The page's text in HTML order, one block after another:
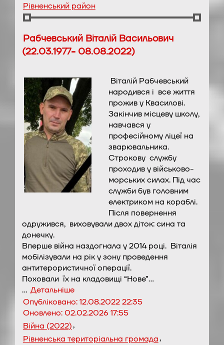
Рівненський район
Рабчевський Віталій Васильович
(22.03.1977- 08.08.2022)
Віталій Рабчевський
народився і все життя
прожив у Квасилові.
Закінчив місцеву школу,
навчався у
професійному ліцеї на
зварювальника.
Строкову службу
проходив у військово-
морських силах. Під час
служби був головним
електриком на кораблі.
Після повернення
одружився, виховували двох діток: сина та
донечку.
Вперше війна наздогнала у 2014 році. Віталія
мобілізували на рік у зону проведення
антитерористичної операції.
Поховали їх на кладовищі “Нове”…
… Детальніше
Опубліковано:12.08.2022 22:35
Оновлено:02.02.2026 17:55
Війна (2022),
Рівненська територіальна громада,